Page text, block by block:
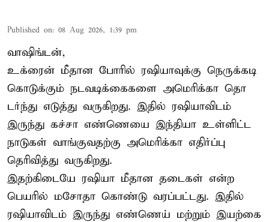
Published on: 08 Aug 2026, 1:39 pm
வாஷிங்டன்,
உக்ரைன் மீதான போரில் ரஷியாவுக்கு நெருக்கடி
கொடுக்கும் நடவடிக்கைகளை அமெரிக்கா தொ
டர்ந்து எடுத்து வருகிறது. இதில் ரஷியாவிடம்
இருந்து கச்சா எண்ணெயை இந்தியா உள்ளிட்ட
நாடுகள் வாங்குவதற்கு அமெரிக்கா எதிர்ப்பு
தெரிவித்து வருகிறது.
இதற்கிடையே ரஷியா மீதான தடைகள் என்ற
பெயரில் மசோதா கொண்டு வரப்பட்டது. இதில்
ரஷியாவிடம் இருந்து எண்ணெய் மற்றும் இயற்கை